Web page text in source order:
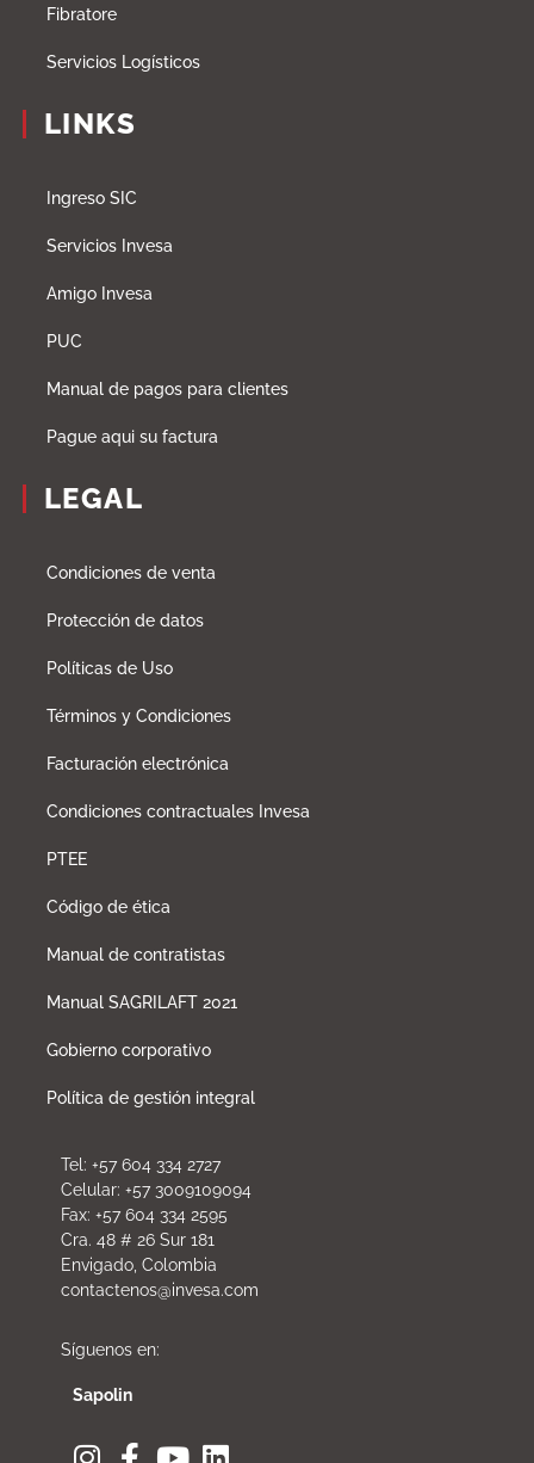
Fibratore
Servicios Logísticos
LINKS
Ingreso SIC
Servicios Invesa
Amigo Invesa
PUC
Manual de pagos para clientes
Pague aqui su factura
LEGAL
Condiciones de venta
Protección de datos
Políticas de Uso
Términos y Condiciones
Facturación electrónica
Condiciones contractuales Invesa
PTEE
Código de ética
Manual de contratistas
Manual SAGRILAFT 2021
Gobierno corporativo
Política de gestión integral
Tel: +57 604 334 2727
Celular: +57 3009109094
Fax: +57 604 334 2595
Cra. 48 # 26 Sur 181
Envigado, Colombia
contactenos@invesa.com
Síguenos en:
Sapolin